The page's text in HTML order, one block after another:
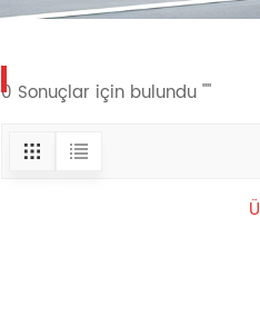
0 Sonuçlar için bulundu ""